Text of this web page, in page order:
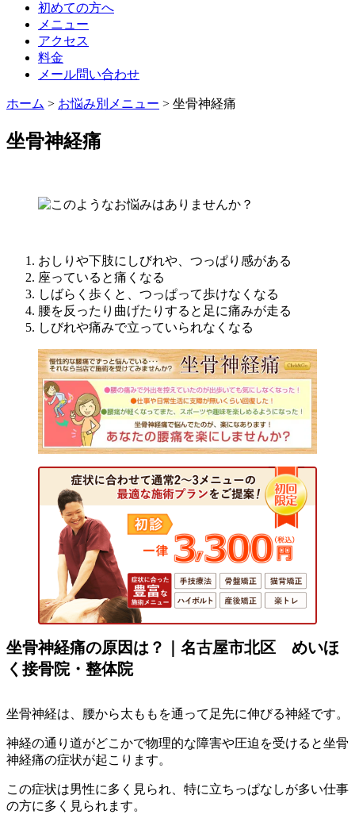
初めての方へ
メニュー
アクセス
料金
メール問い合わせ
ホーム > お悩み別メニュー > 坐骨神経痛
坐骨神経痛
おしりや下肢にしびれや、つっぱり感がある
座っていると痛くなる
しばらく歩くと、つっぱって歩けなくなる
腰を反ったり曲げたりすると足に痛みが走る
しびれや痛みで立っていられなくなる
坐骨神経痛の原因は？｜名古屋市北区 めいほ
く接骨院・整体院
坐骨神経は、腰から太ももを通って足先に伸びる神経です。
神経の通り道がどこかで物理的な障害や圧迫を受けると坐骨
神経痛の症状が起こります。
この症状は男性に多く見られ、特に立ちっぱなしが多い仕事
の方に多く見られます。